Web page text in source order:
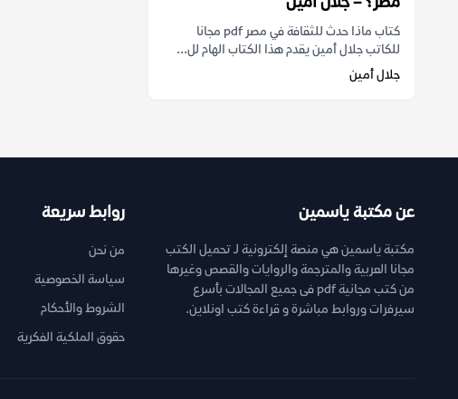
كتاب ماذا حدث للثقافة في مصر pdf مجانا
للكاتب جلال أمين يقدم هذا الكتاب الهام لل...
جلال أمين
عن مكتبة ياسمين
مكتبة ياسمين هي منصة إلكترونية لـ تحميل الكتب
مجانا العربية والمترجمة والروايات والقصص وغيرها
من كتب مجانية pdf فى جميع المجالات بأسرع
سيرفرات وروابط مباشرة و قراءة كتب اونلاين.
روابط سريعة
من نحن
سياسة الخصوصية
الشروط والأحكام
حقوق الملكية الفكرية